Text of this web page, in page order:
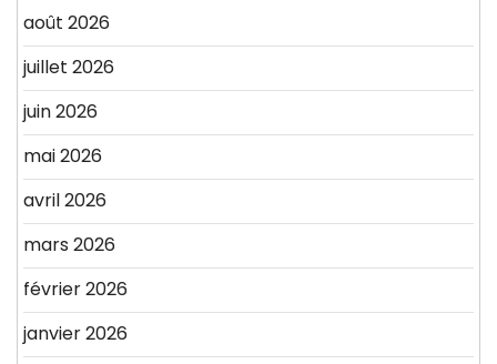
août 2026
juillet 2026
juin 2026
mai 2026
avril 2026
mars 2026
février 2026
janvier 2026